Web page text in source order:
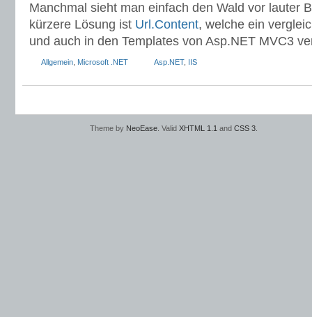
Manchmal sieht man einfach den Wald vor lauter
kürzere Lösung ist Url.Content, welche ein
und auch in den Templates von Asp.NET MVC3
Allgemein Microsoft .NET Asp.NET, IIS
Theme by NeoEase . Valid XHTML 1.1 and CSS 3